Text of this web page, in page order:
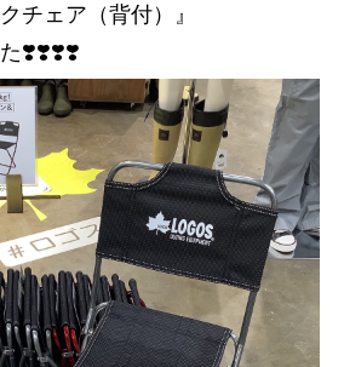
チェア（背付）』
た❣️❣️❣️❣️